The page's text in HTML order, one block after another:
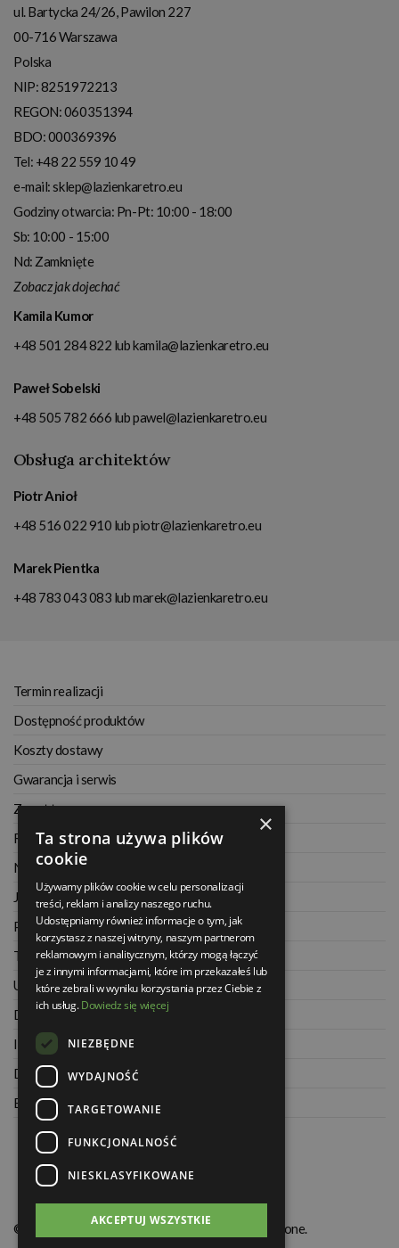
ul. Bartycka 24/26, Pawilon 227
00-716Warszawa
Polska
NIP:8251972213
REGON: 060351394
BDO: 000369396
Tel: +48 22 559 10 49
e-mail:sklep@lazienkaretro.eu
Godziny otwarcia: Pn-Pt: 10:00 - 18:00
Sb: 10:00 - 15:00
Nd: Zamknięte
Zobacz jak dojechać
Kamila Kumor
+48 501 284 822 lubkamila@lazienkaretro.eu
Paweł Sobelski
+48 505 782 666 lubpawel@lazienkaretro.eu
Obsługa architektów
Piotr Anioł
+48 516 022 910 lubpiotr@lazienkaretro.eu
Marek Pientka
+48 783 043 083 lubmarek@lazienkaretro.eu
Termin realizacji
Dostępność produktów
Koszty dostawy
Gwarancja i serwis
Zwrot towaru
Regulamin
Najczęściej zadawane pytania
Jak kupować na raty
Polityka prywatności
Twoje zamówienia
Ustawienia konta
Dane kontaktowe
Informacje o firmie
Dla architektów
Blog
© Świat Łazienek XXI w. Wszelkie prawa zastrzeżone.
×
Ta strona używa plików
cookie
Używamy plików cookie w celu personalizacji
treści, reklam i analizy naszego ruchu.
Udostępniamy również informacje o tym, jak
korzystasz z naszej witryny, naszym partnerom
reklamowym i analitycznym, którzy mogą łączyć
je z innymi informacjami, które im przekazałeś lub
które zebrali w wyniku korzystania przez Ciebie z
ich usług.Dowiedz się więcej
NIEZBĘDNE
WYDAJNOŚĆ
TARGETOWANIE
FUNKCJONALNOŚĆ
NIESKLASYFIKOWANE
AKCEPTUJ WSZYSTKIE